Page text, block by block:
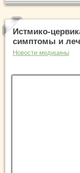
Истмико-
симптомы и
Новости медицины